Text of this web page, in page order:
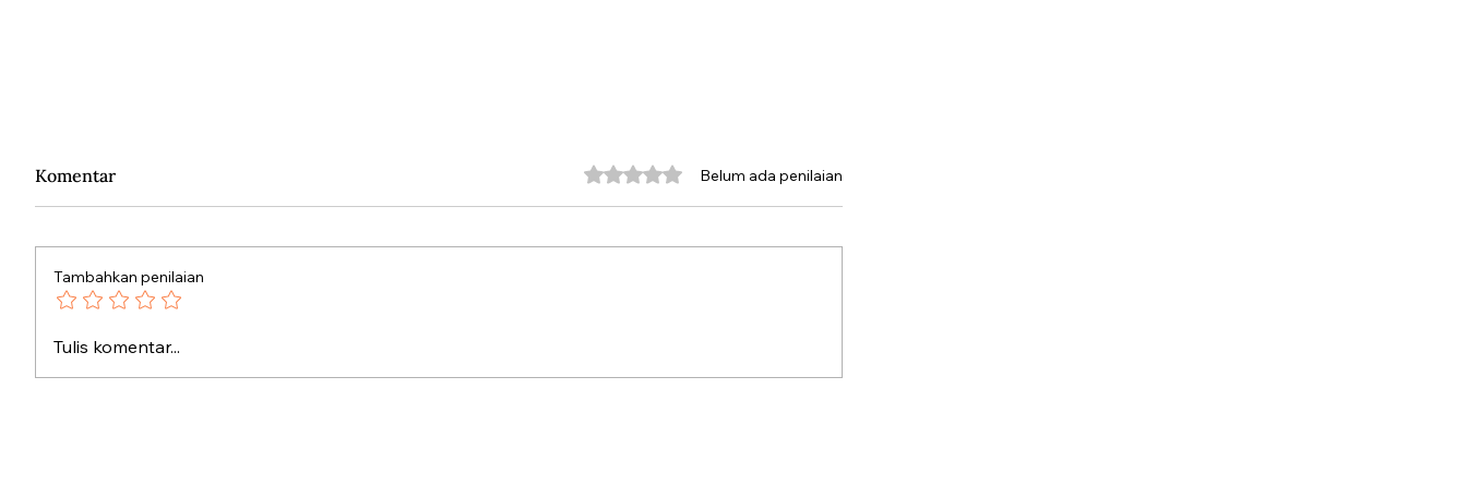
Silang Sengkarut Perjalanan
Pulang Odysseus
Bunga
Komentar Dinilai 0 dari 5 bintang.
Belum ada penilaian
Tambahkan penilaian
Tulis komentar...